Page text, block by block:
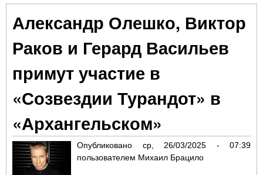
Александр Олешко, Виктор
Раков и Герард Васильев
примут участие в
«Созвездии Турандот» в
«Архангельском»
Опубликовано ср, 26/03/2025 - 07:39
пользователем Михаил Брацило